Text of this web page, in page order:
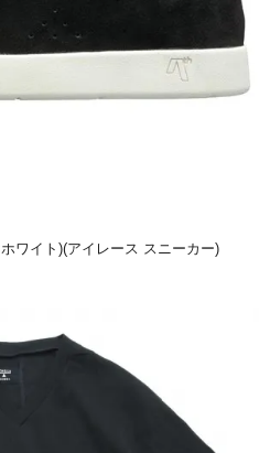
ワイト)(アイレース スニーカー)